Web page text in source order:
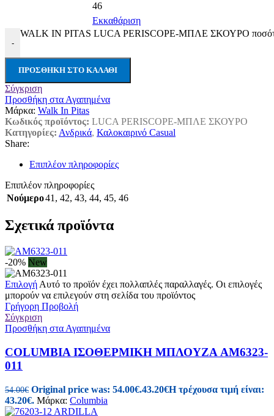
46
Εκκαθάριση
-
WALK IN PITAS LUCA PERISCOPE-ΜΠΛΕ ΣΚΟΥΡΟ
ΠΡΟΣΘΉΚΗ ΣΤΟ ΚΑΛΆΘΙ
Σύγκριση
Προσθήκη στα Αγαπημένα
Μάρκα: Walk In Pitas
Κωδικός προϊόντος: LUCA PERISCOPE-ΜΠΛΕ ΣΚΟΥΡΟ
Κατηγορίες: Ανδρικά, Καλοκαιρινό Casual
Share:
Επιπλέον πληροφορίες
Επιπλέον πληροφορίες
Νούμερο41 , 42, 43, 44, 45, 46
Σχετικά προϊόντα
-20% New
Επιλογή Αυτό το προϊόν έχει πολλαπλές παραλλαγές. Οι επιλογές
μπορούν να επιλεγούν στη σελίδα του προϊόντος
Γρήγορη Προβολή
Σύγκριση
Προσθήκη στα Αγαπημένα
COLUMBIA ΙΣΟΘΕΡΜΙΚΗ ΜΠΛΟΥΖΑ AM6323-
011
54.00€ Original price was: 54.00€.43.20€Η τρέχουσα τιμή είναι:
43.20€. Μάρκα: Columbia